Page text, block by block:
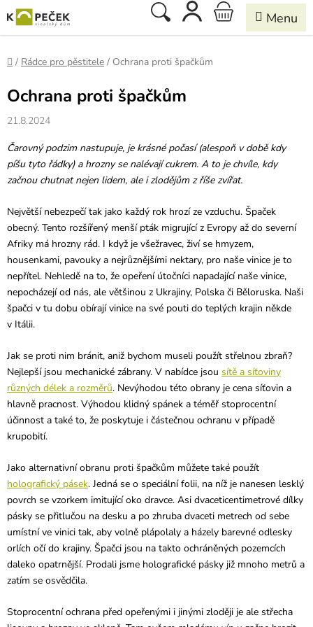
na
obsah
Hledat
NÁKUPNÍ
KOŠÍK
Domů
/ Rádce pro pěstitele / Ochrana proti špačkům
Ochrana proti špačkům
21.8.2024
Čarovný podzim nastupuje, je krásné počasí (alespoň v době kdy
píšu tyto řádky) a hrozny se nalévají cukrem. A to je chvíle, kdy
začnou chutnat nejen lidem, ale i zlodějům z říše zvířat.
Největší nebezpečí tak jako každý rok hrozí ze vzduchu. Špaček
obecný. Tento rozšířený menší pták migrující z Evropy až do severní
Afriky má hrozny rád. I když je všežravec, živí se hmyzem,
housenkami, pavouky a nejrůznějšími nektary, pro naše vinice je to
nepřítel. Nehledě na to, že opeření útočníci napadající naše vinice,
nepocházejí od nás, ale většinou z Ukrajiny, Polska či Běloruska. Naši
špačci v tu dobu obírají vinice na své pouti do teplých krajin někde
v Itálii.
Jak se proti nim bránit, aniž bychom museli použít střelnou zbraň?
Nejlepší jsou mechanické zábrany. V nabídce jsou sítě a síťoviny
různých délek a rozměrů. Nevýhodou této obrany je cena síťovin a
hlavně pracnost. Výhodou klidný spánek a téměř stoprocentní
účinnost a také to, že poskytuje i částečnou ochranu v případě
krupobití.
Jako alternativní obranu proti špačkům můžete také použít
holografický pásek. Jedná se o speciální folii, na níž je nanesen lesklý
povrch se vzorkem imitující oko dravce. Asi dvaceticentimetrové dílky
pásky se přitlučou na desku a po zhruba dvaceti metrech od sebe
umístní ve vinici tak, aby volně plápolaly a házely barevné odlesky
orlích očí do krajiny. Špačci jsou na takto ochráněných pozemcích
daleko opatrnější. Prodali jsme holografické pásky již mnoho metrů a
zatím se osvědčila.
Stoprocentní ochrana před opeřenými i jinými zloději je ale střecha